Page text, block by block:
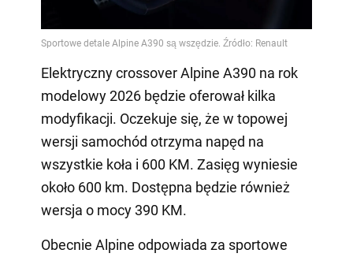
Elektryczny crossover Alpine A390 na rok
modelowy 2026 będzie oferował kilka
modyfikacji. Oczekuje się, że w topowej
wersji samochód otrzyma napęd na
wszystkie koła i 600 KM. Zasięg wyniesie
około 600 km. Dostępna będzie również
wersja o mocy 390 KM.
Obecnie Alpine odpowiada za sportowe